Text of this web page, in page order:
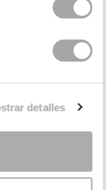
detalles